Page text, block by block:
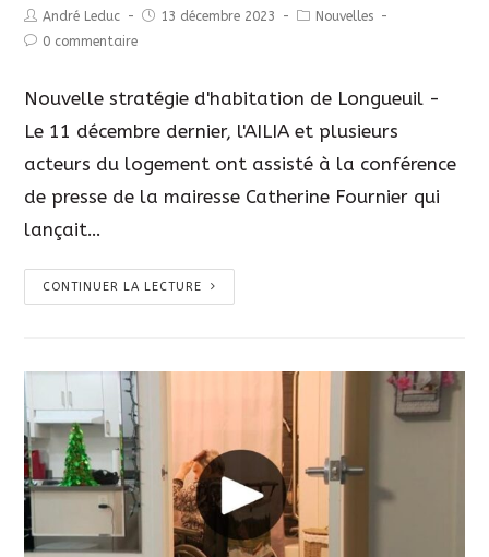
André Leduc 13 décembre 2023
Nouvelles
0 commentaire
Nouvelle stratégie d'habitation de Longueuil -
Le 11 décembre dernier, l'AILIA et plusieurs
acteurs du logement ont assisté à la conférence
de presse de la mairesse Catherine Fournier qui
lançait…
CONTINUER LA LECTURE